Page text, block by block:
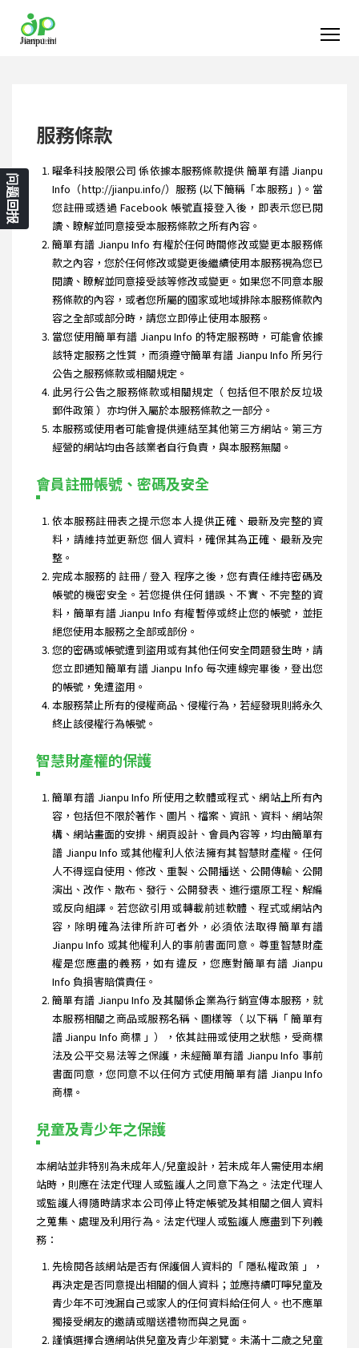
服務條款
曜夆科技股限公司 係依據本服務條款提供 簡單有譜 Jianpu
Info（http://jianpu.info/）服務 (以下簡稱「本服務」)。當
您註冊或透過 Facebook 帳號直接登入後，即表示您已閱
讀、瞭解並同意接受本服務條款之所有內容。
簡單有譜 Jianpu Info 有權於任何時間修改或變更本服務條
款之內容，您於任何修改或變更後繼續使用本服務視為您已
閱讀、瞭解並同意接受該等修改或變更。如果您不同意本服
務條款的內容，或者您所屬的國家或地域排除本服務條款內
容之全部或部分時，請您立即停止使用本服務。
當您使用簡單有譜 Jianpu Info 的特定服務時，可能會依據
該特定服務之性質，而須遵守簡單有譜 Jianpu Info 所另行
公告之服務條款或相關規定。
此另行公告之服務條款或相關規定（ 包括但不限於反垃圾
郵件政策 ）亦均併入屬於本服務條款之一部分。
本服務或使用者可能會提供連結至其他第三方網站。第三方
經營的網站均由各該業者自行負責，與本服務無關。
會員註冊帳號、密碼及安全
依本服務註冊表之提示您本人提供正確、最新及完整的資
料，請維持並更新您 個人資料，確保其為正確、最新及完
整。
完成本服務的 註冊 / 登入 程序之後，您有責任維持密碼及
帳號的機密安全。若您提供任何錯誤、不實、不完整的資
料，簡單有譜 Jianpu Info 有權暫停或終止您的帳號，並拒
絕您使用本服務之全部或部份。
您的密碼或帳號遭到盜用或有其他任何安全問題發生時，請
您立即通知簡單有譜 Jianpu Info 每次連線完畢後，登出您
的帳號，免遭盜用。
本服務禁止所有的侵權商品、侵權行為，若經發現則將永久
終止該侵權行為帳號。
智慧財產權的保護
簡單有譜 Jianpu Info 所使用之軟體或程式、網站上所有內
容，包括但不限於著作、圖片、檔案、資訊、資料、網站架
構、網站畫面的安排、網頁設計、會員內容等，均由簡單有
譜 Jianpu Info 或其他權利人依法擁有其智慧財產權。任何
人不得逕自使用、修改、重製、公開播送、公開傳輸、公開
演出、改作、散布、發行、公開發表、進行還原工程、解編
或反向組譯。若您欲引用或轉載前述軟體、程式或網站內
容，除明確為法律所許可者外，必須依法取得簡單有譜
Jianpu Info 或其他權利人的事前書面同意。尊重智慧財產
權是您應盡的義務，如有違反，您應對簡單有譜 Jianpu
Info 負損害賠償責任。
簡單有譜 Jianpu Info 及其關係企業為行銷宣傳本服務，就
本服務相關之商品或服務名稱、圖樣等（ 以下稱「 簡單有
譜 Jianpu Info 商標 」），依其註冊或使用之狀態，受商標
法及公平交易法等之保護，未經簡單有譜 Jianpu Info 事前
書面同意，您同意不以任何方式使用簡單有譜 Jianpu Info
商標。
兒童及青少年之保護
本網站並非特別為未成年人/兒童設計，若未成年人需使用本網
站時，則應在法定代理人或監護人之同意下為之。法定代理人
或監護人得隨時請求本公司停止特定帳號及其相關之個人資料
之蒐集、處理及利用行為。法定代理人或監護人應盡到下列義
務：
先檢閱各該網站是否有保護個人資料的「 隱私權政策 」，
再決定是否同意提出相關的個人資料；並應持續叮嚀兒童及
青少年不可洩漏自己或家人的任何資料給任何人。也不應單
獨接受網友的邀請或贈送禮物而與之見面。
謹慎選擇合適網站供兒童及青少年瀏覽。未滿十二歲之兒童
问题回报